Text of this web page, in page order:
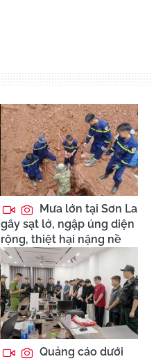
Mưa lớn tại Sơn La
gây sạt lở, ngập úng diện
rộng, thiệt hại nặng nề
Quảng cáo dưới